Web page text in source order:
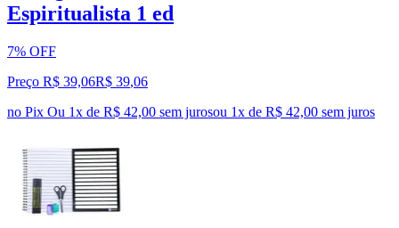
Espiritualista 1 ed
7% OFF
Preço R$ 39,06R$ 39,06
no Pix Ou 1x de R$ 42,00 sem jurosou 1x de R$ 42,00 sem juros